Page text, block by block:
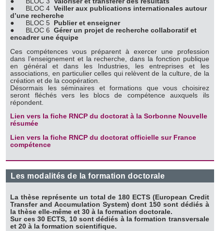
●
BLOC 4 Veiller aux publications internationales autour
d’une recherche
●
BLOC 5 Publier et enseigner
●
BLOC 6 Gérer un projet de recherche collaboratif et
encadrer une équipe
Ces compétences vous préparent à exercer une profession
dans l’enseignement et la recherche, dans la fonction publique
en général et dans les Industries, les entreprises et les
associations, en particulier celles qui relèvent de la culture, de la
création et de la coopération.
Désormais les séminaires et formations que vous choisirez
seront fléchés vers les blocs de compétence auxquels ils
répondent.
Lien vers la fiche RNCP du doctorat à la Sorbonne Nouvelle
résumée
Lien vers la fiche RNCP du doctorat officielle sur France
compétence
Les modalités de la formation doctorale
La thèse représente un total de 180 ECTS (European Credit
Transfer and Accumulation System) dont 150 sont dédiés à
la thèse elle-même et 30 à la formation doctorale.
Sur ces 30 ECTS, 10 sont dédiés à la formation transversale
et 20 à la formation scientifique.